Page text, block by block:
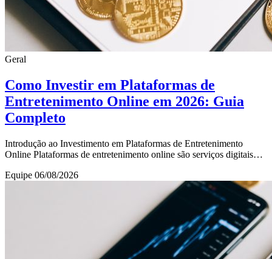
Geral
Como Investir em Plataformas de
Entretenimento Online em 2026: Guia
Completo
Introdução ao Investimento em Plataformas de Entretenimento
Online Plataformas de entretenimento online são serviços digitais
Equipe 06/08/2026